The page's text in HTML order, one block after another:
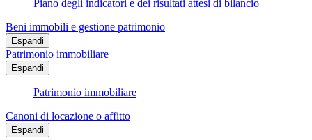
Piano degli indicatori e dei risultati attesi di bilancio
Beni immobili e gestione patrimonio
Espandi
Patrimonio immobiliare
Espandi
Patrimonio immobiliare
Canoni di locazione o affitto
Espandi